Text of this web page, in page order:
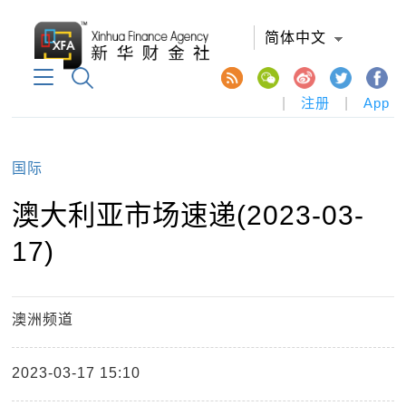
简体中文
注册 App
国际
澳大利亚市场速递(2023-03-
17)
澳洲频道
2023-03-17 15:10